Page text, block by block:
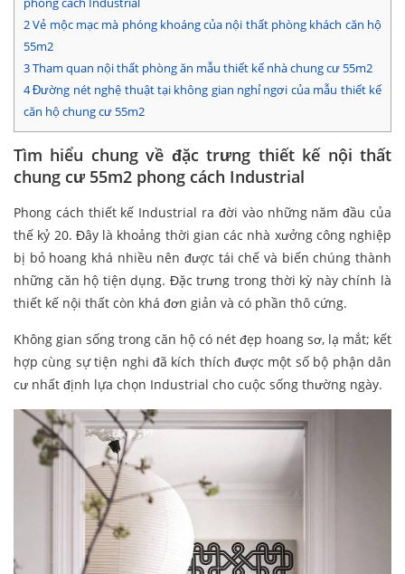
2Vẻ mộc mạc mà phóng khoáng của nội thất phòng khách căn hộ
55m2
3Tham quan nội thất phòng ăn mẫu thiết kế nhà chung cư 55m2
4Đường nét nghệ thuật tại không gian nghỉ ngơi của mẫu thiết kế
căn hộ chung cư 55m2
Tìm hiểu chung về đặc trưng thiết kế nội thất
chung cư 55m2 phong cách Industrial
Phong cách thiết kế Industrial ra đời vào những năm đầu của
thế kỷ 20. Đây là khoảng thời gian các nhà xưởng công nghiệp
bị bỏ hoang khá nhiều nên được tái chế và biến chúng thành
những căn hộ tiện dụng. Đặc trưng trong thời kỳ này chính là
thiết kế nội thất còn khá đơn giản và có phần thô cứng.
Không gian sống trong căn hộ có nét đẹp hoang sơ, lạ mắt; kết
hợp cùng sự tiện nghi đã kích thích được một số bộ phận dân
cư nhất định lựa chọn Industrial cho cuộc sống thường ngày.